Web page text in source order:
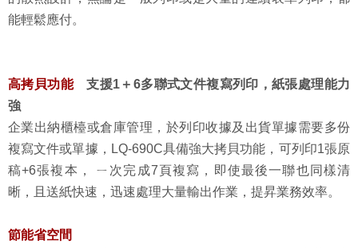
能輕鬆應付。
高拷貝功能支援1 ＋6多聯式文件複寫列印，紙張處理能力
強
企業出納櫃檯或倉庫管理，於列印收據及出貨單據需要多份
複寫文件或單據，LQ-690C具備強大拷貝功能，可列印1張原
稿+6張複本， ㄧ次完成7頁複寫，即使最後一聯也同樣清
晰，且送紙快速，迅速處理大量輸出作業，提昇業務效率。
節能省空間